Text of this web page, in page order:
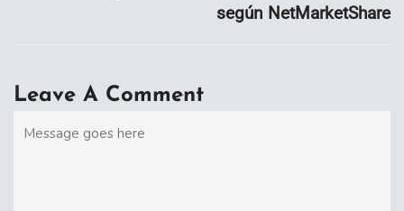
según NetMarketShare
Leave A Comment